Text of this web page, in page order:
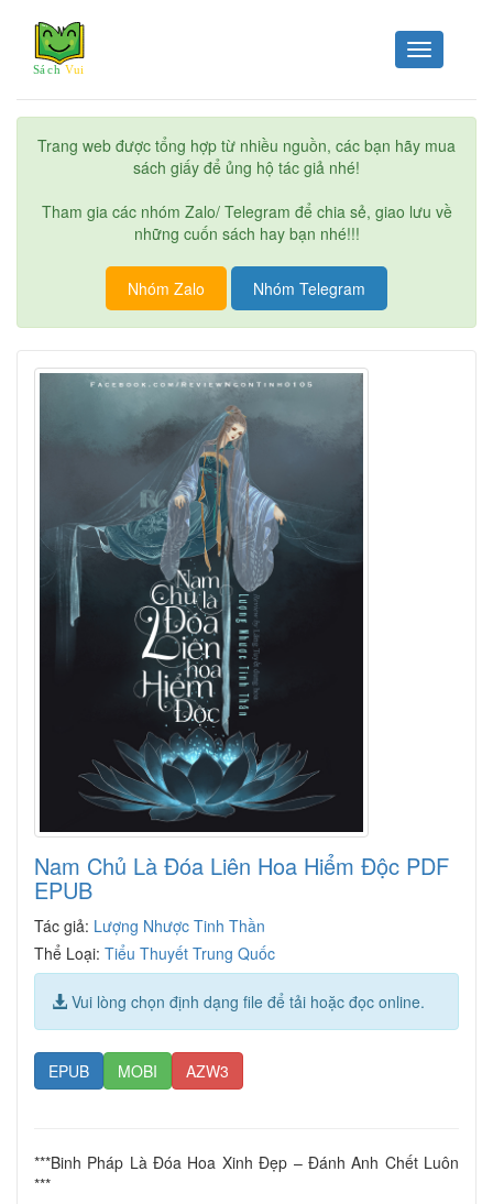
Toggle
navigation
Trang web được tổng hợp từ nhiều nguồn, các bạn hãy mua
sách giấy để ủng hộ tác giả nhé!
Tham gia các nhóm Zalo/ Telegram để chia sẻ, giao lưu về
những cuốn sách hay bạn nhé!!!
Nhóm Zalo Nhóm Telegram
Nam Chủ Là Đóa Liên Hoa Hiểm Độc PDF
EPUB
Tác giả: Lượng Nhược Tinh Thần
Thể Loại: Tiểu Thuyết Trung Quốc
Vui lòng chọn định dạng file để tải hoặc đọc online.
EPUB MOBI AZW3
***Binh Pháp Là Đóa Hoa Xinh Đẹp – Đánh Anh Chết Luôn
***